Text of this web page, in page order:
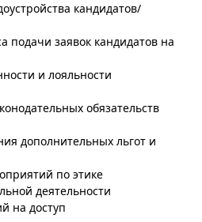
кандидатов/
подачи заявок кандидатов на
и лояльности
обязательств
дополнительных льгот и
по этике
деятельности
на доступ